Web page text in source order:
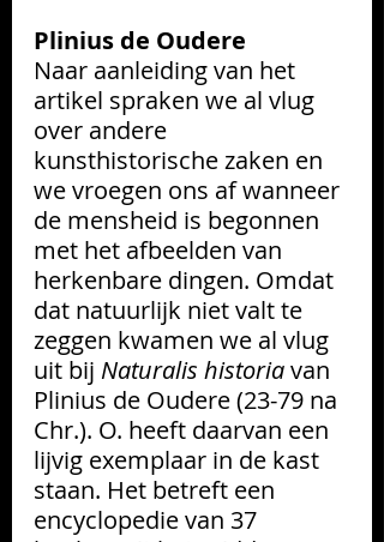
Plinius de Oudere
Naar aanleiding van het
artikel spraken we al vlug
over andere
kunsthistorische zaken en
we vroegen ons af wanneer
de mensheid is begonnen
met het afbeelden van
herkenbare dingen. Omdat
dat natuurlijk niet valt te
zeggen kwamen we al vlug
uit bij Naturalis historia van
Plinius de Oudere (23-79 na
Chr.). O. heeft daarvan een
lijvig exemplaar in de kast
staan. Het betreft een
encyclopedie van 37